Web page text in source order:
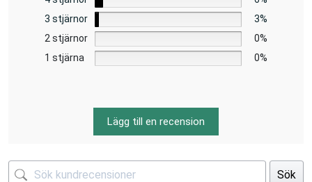
3 stjärnor
3%
2 stjärnor
0%
1 stjärna
0%
Lägg till en recension
Sök